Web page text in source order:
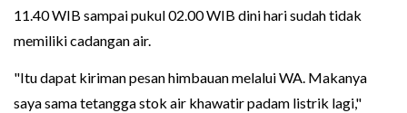
11.40 WIB sampai pukul 02.00 WIB dini hari sudah tidak
memiliki cadangan air.
"Itu dapat kiriman pesan himbauan melalui WA. Makanya
saya sama tetangga stok air khawatir padam listrik lagi,"